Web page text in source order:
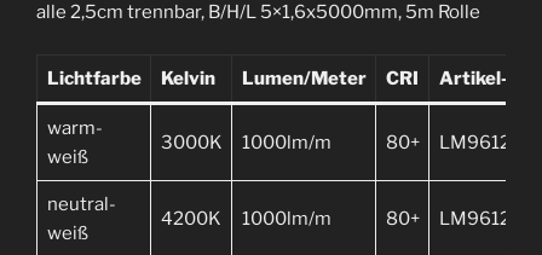
alle 2,5cm trennbar, B/H/L 5×1,6x5000mm, 5m Rolle
Lichtfarbe Kelvin Lumen/Meter CRI Artikel-Nr.
warm-
weiß
3000K 1000lm/m 80+
neutral-
weiß
4200K 1000lm/m 80+